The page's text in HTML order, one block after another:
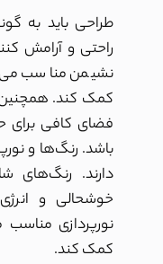
طراحی باید به
راحتی و آرامش
نشیمن مناسب
کمک کند.
فضای کافی برای
باشد. رنگ‌ها و
دارند. رنگ‌های
خوشحالی و
نورپردازی
کمک کند.